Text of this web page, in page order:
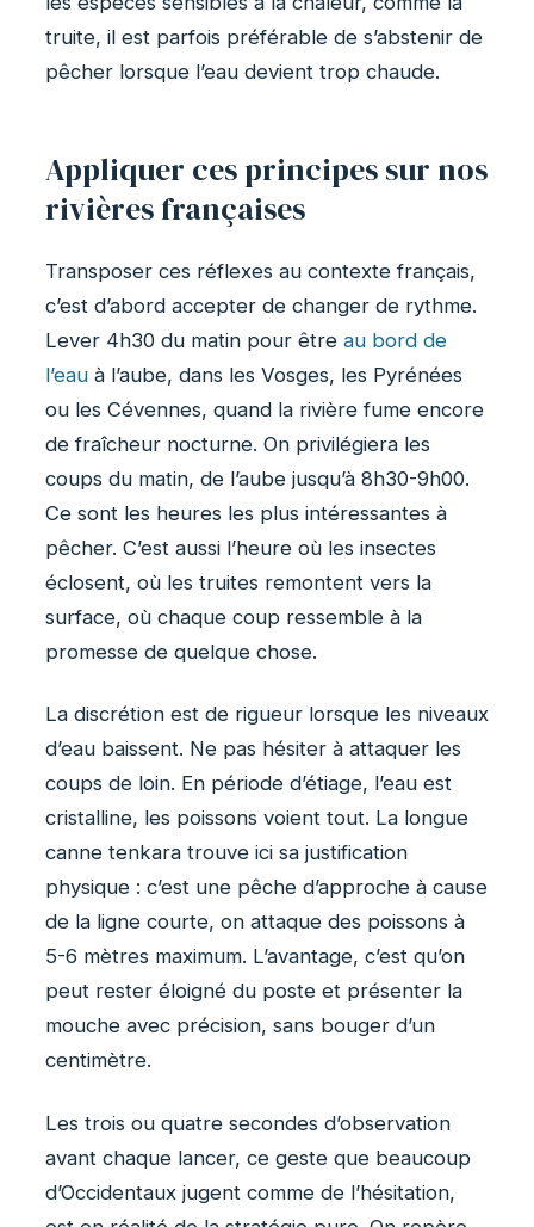
truite, il est parfois préférable de s’abstenir de
pêcher lorsque l’eau devient trop chaude.
Appliquer ces principes sur nos
rivières françaises
Transposer ces réflexes au contexte français,
c’est d’abord accepter de changer de rythme.
Lever 4h30 du matin pour être au bord de
l’eau à l’aube, dans les Vosges, les Pyrénées
ou les Cévennes, quand la rivière fume encore
de fraîcheur nocturne. On privilégiera les
coups du matin, de l’aube jusqu’à 8h30-9h00.
Ce sont les heures les plus intéressantes à
pêcher. C’est aussi l’heure où les insectes
éclosent, où les truites remontent vers la
surface, où chaque coup ressemble à la
promesse de quelque chose.
La discrétion est de rigueur lorsque les niveaux
d’eau baissent. Ne pas hésiter à attaquer les
coups de loin. En période d’étiage, l’eau est
cristalline, les poissons voient tout. La longue
canne tenkara trouve ici sa justification
physique : c’est une pêche d’approche à cause
de la ligne courte, on attaque des poissons à
5-6 mètres maximum. L’avantage, c’est qu’on
peut rester éloigné du poste et présenter la
mouche avec précision, sans bouger d’un
centimètre.
Les trois ou quatre secondes d’observation
avant chaque lancer, ce geste que beaucoup
d’Occidentaux jugent comme de l’hésitation,